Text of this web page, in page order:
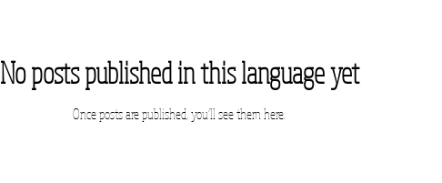
No posts published in this language yet
Once posts are published, you’ll see them here.